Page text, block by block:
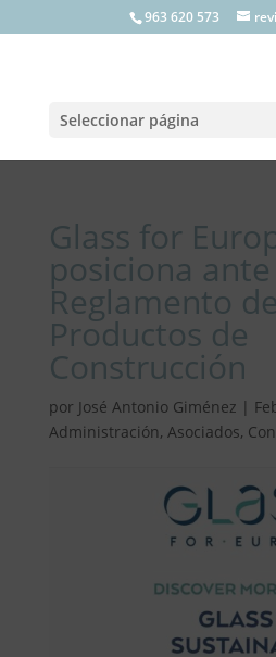
963 620 573
Seleccionar página
Glass for
posiciona
Reglamento de
Productos de
Construcción
por José Antonio Giménez |
Administración, Asociados,